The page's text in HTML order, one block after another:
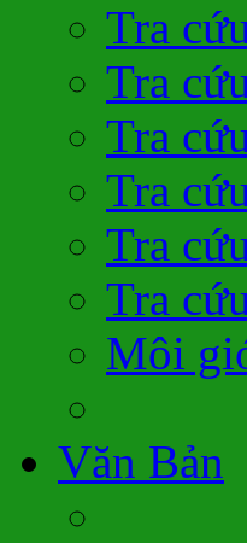
Tra
Tra
Tra
Tra
Tra
Tra
Môi
Văn Bản